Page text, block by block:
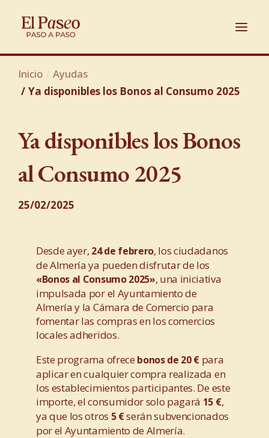
Inicio
Ayudas
Ya disponibles los Bonos al Consumo 2025
Ya disponibles los Bonos
al Consumo 2025
25/02/2025
Desde ayer, 24 de febrero, los ciudadanos
de Almería ya pueden disfrutar de los
«Bonos al Consumo 2025», una iniciativa
impulsada por el Ayuntamiento de
Almería y la Cámara de Comercio para
fomentar las compras en los comercios
locales adheridos.
Este programa ofrece bonos de 20 € para
aplicar en cualquier compra realizada en
los establecimientos participantes. De este
importe, el consumidor solo pagará 15 €,
ya que los otros 5 €serán subvencionados
por el Ayuntamiento de Almería.